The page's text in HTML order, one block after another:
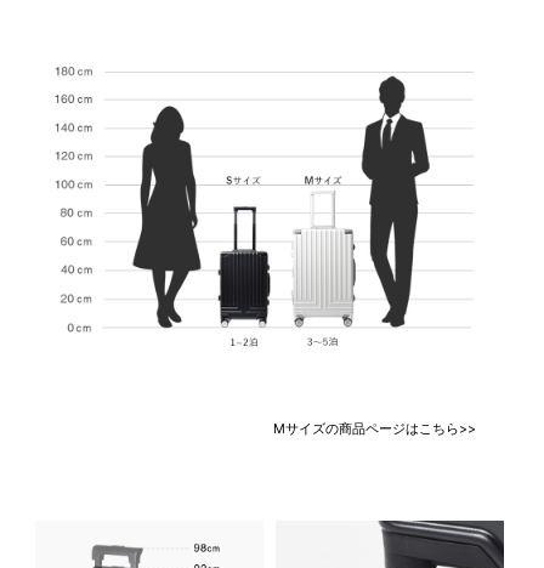
Mサイズの商品ページはこちら>>